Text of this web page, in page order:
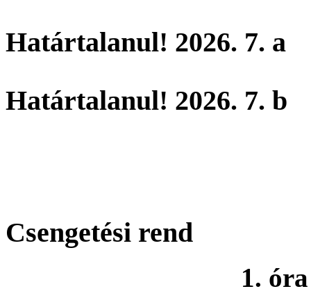
Határtalanul! 2026. 7. a
Határtalanul! 2026. 7. b
Csengetési rend
1.